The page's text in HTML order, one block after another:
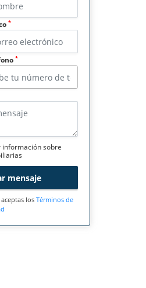
*
*
sobre
mensaje
los Términos de